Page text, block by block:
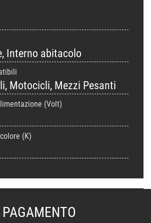
Interno abitacolo
Motocicli, Mezzi Pesanti
(Volt)
(K)
PAGAMENTO